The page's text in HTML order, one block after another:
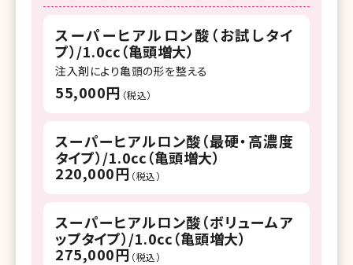
スーパーヒアルロン酸（お試しタイ
プ）/1.0cc（亀頭増大）
注入剤により亀頭の形を整える
55,000円 （税込）
スーパーヒアルロン酸（最硬・高濃度
タイプ）/1.0cc（亀頭増大）
220,000円 （税込）
スーパーヒアルロン酸（ボリュームア
ップタイプ）/1.0cc（亀頭増大）
275,000円 （税込）